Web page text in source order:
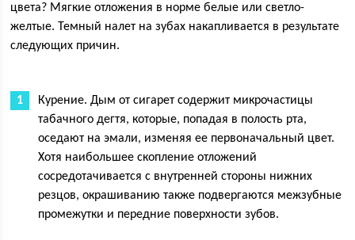
цвета? Мягкие отложения в норме белые или светло-
желтые. Темный налет на зубах накапливается в результате
следующих причин.
Курение. Дым от сигарет содержит микрочастицы
табачного дегтя, которые, попадая в полость рта,
оседают на эмали, изменяя ее первоначальный цвет.
Хотя наибольшее скопление отложений
сосредотачивается с внутренней стороны нижних
резцов, окрашиванию также подвергаются межзубные
промежутки и передние поверхности зубов.